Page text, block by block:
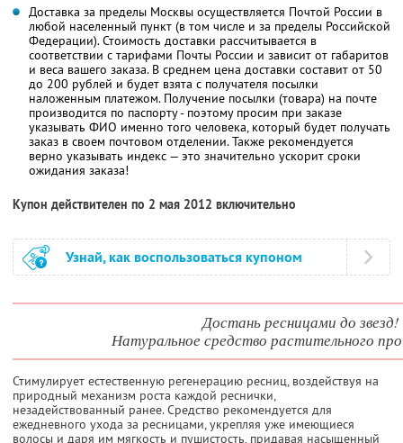
Доставка за пределы Москвы осуществляется Почтой России в
любой населенный пункт (в том числе и за пределы Российской
Федерации). Стоимость доставки рассчитывается в
соответствии с тарифами Почты России и зависит от габаритов
и веса вашего заказа. В среднем цена доставки составит от 50
до 200 рублей и будет взята с получателя посылки
наложенным платежом. Получение посылки (товара) на почте
производится по паспорту - поэтому просим при заказе
указывать ФИО именно того человека, который будет получать
заказ в своем почтовом отделении. Также рекомендуется
верно указывать индекс — это значительно ускорит сроки
ожидания заказа!
Купон действителен по 2 мая 2012 включительно
Узнай, как воспользоваться купоном
Достань ресницами до звезд!
Натуральное средство растительного
Стимулирует естественную регенерацию ресниц, воздействуя на
природный механизм роста каждой реснички,
незадействованный ранее. Средство рекомендуется для
ежедневного ухода за ресницами, укрепляя уже имеющиеся
волосы и даря им мягкость и пушистость, придавая насыщенный